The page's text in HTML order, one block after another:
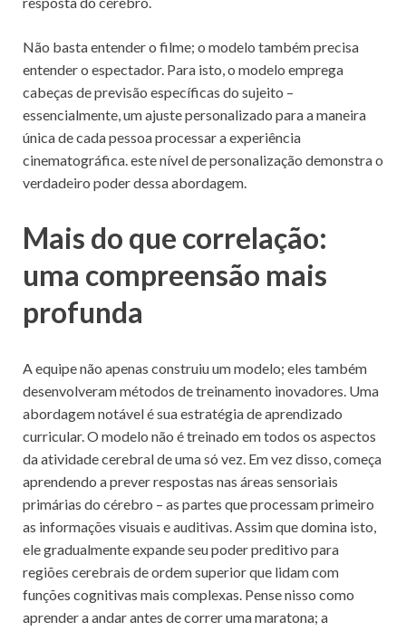
Não basta entender o filme; o modelo também precisa
entender o espectador. Para isto, o modelo emprega
cabeças de previsão específicas do sujeito –
essencialmente, um ajuste personalizado para a maneira
única de cada pessoa processar a experiência
cinematográfica. este nível de personalização demonstra o
verdadeiro poder dessa abordagem.
Mais do que correlação:
uma compreensão mais
profunda
A equipe não apenas construiu um modelo; eles também
desenvolveram métodos de treinamento inovadores. Uma
abordagem notável é sua estratégia de aprendizado
curricular. O modelo não é treinado em todos os aspectos
da atividade cerebral de uma só vez. Em vez disso, começa
aprendendo a prever respostas nas áreas sensoriais
primárias do cérebro – as partes que processam primeiro
as informações visuais e auditivas. Assim que domina isto,
ele gradualmente expande seu poder preditivo para
regiões cerebrais de ordem superior que lidam com
funções cognitivas mais complexas. Pense nisso como
aprender a andar antes de correr uma maratona; a